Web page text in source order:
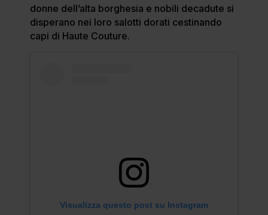
donne dell’alta borghesia e nobili decadute si
disperano nei loro salotti dorati cestinando
capi di Haute Couture.
Visualizza questo post su Instagram